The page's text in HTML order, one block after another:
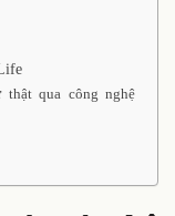
qua công nghệ